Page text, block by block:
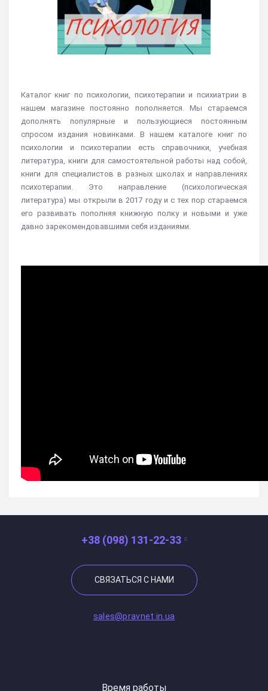
Каталог книг по психологии, психотерапии и психиатрии в
нашем магазине постоянно пополняется. Мы стараемся
дополнять популярные и пользующиеся постоянным
спросом издания новинками. В нашем каталоге книг по
психологии и психотерапии есть справочники, учебная
литература, книги для самостоятельной работы над собой,
книги для специалистов в разных школах и направлениях
психотерапии. Это направление (психологическая
литература) мы открыли в 2017 году и с тех пор стараемся
его развивать пополняя книжную полку и новыми и уже
давно зарекомендовавшими себя изданиями.
+38 (098) 131-22-33
СВЯЗАТЬСЯ С НАМИ
sales@pravnet.in.ua
Время работы